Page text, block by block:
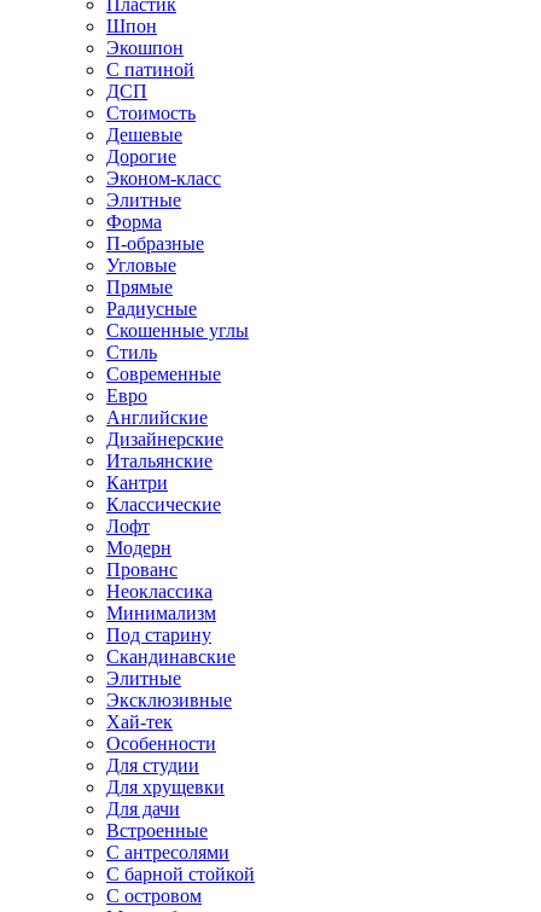
Пластик
Шпон
Экошпон
С патиной
ДСП
Стоимость
Дешевые
Дорогие
Эконом-класс
Элитные
Форма
П-образные
Угловые
Прямые
Радиусные
Скошенные углы
Стиль
Современные
Евро
Английские
Дизайнерские
Итальянские
Кантри
Классические
Лофт
Модерн
Прованс
Неоклассика
Минимализм
Под старину
Скандинавские
Элитные
Эксклюзивные
Хай-тек
Особенности
Для студии
Для хрущевки
Для дачи
Встроенные
С антресолями
С барной стойкой
С островом